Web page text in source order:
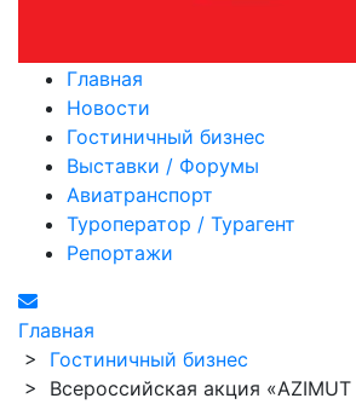
Главная
Новости
Гостиничный бизнес
Выставки / Форумы
Авиатранспорт
Туроператор / Турагент
Репортажи
Главная
> Гостиничный бизнес
> Всероссийская акция